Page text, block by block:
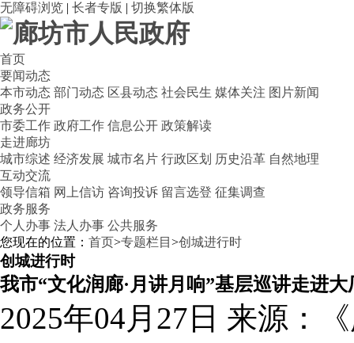
无障碍浏览 | 长者专版 | 切换繁体版
首页
要闻动态
本市动态 部门动态 区县动态 社会民生 媒体关注 图片新闻
政务公开
市委工作 政府工作 信息公开 政策解读
走进廊坊
城市综述 经济发展 城市名片 行政区划 历史沿革 自然地理
互动交流
领导信箱 网上信访 咨询投诉 留言选登 征集调查
政务服务
个人办事 法人办事 公共服务
您现在的位置： 首页>专题栏目 >创城进行时
创城进行时
我市“文化润廊·月讲月响”基层巡讲走进大
2025年04月27日 来源：